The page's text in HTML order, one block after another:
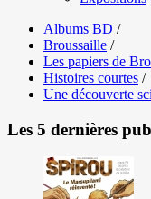
Albums BD /
Broussaille /
Les papiers de
Histoires courtes /
Une découverte
Les 5 dernières